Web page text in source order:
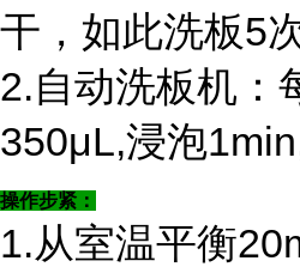
干，如此洗板5次
2.自动洗板机：
350μL,浸泡
操作步紧：
1.从室温平衡